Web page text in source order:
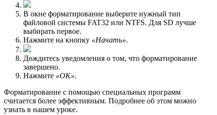
В окне форматирование выберите нужный тип
файловой системы FAT32 или NTFS. Для SD лучше
выбирать первое.
Нажмите на кнопку «Начать».
Дождитесь уведомления о том, что форматирование
завершено.
Нажмите «ОК».
Форматирование с помощью специальных программ
считается более эффективным. Подробнее об этом можно
узнать в нашем уроке.